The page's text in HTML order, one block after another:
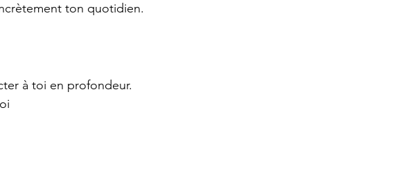
ton quotidien.
à toi en profondeur.